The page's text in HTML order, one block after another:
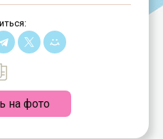
на фото